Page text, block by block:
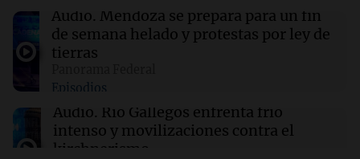
03:32 Mundo
Rescate invernal en la Antártida: un
estadounidense trasladado a hospital en
Nueva Zelanda
03:15 Recetas
Descubre los dulces más emblemáticos de las
Rías Baixas en Galicia
Audio. Mendoza se prepara para un fin
de semana helado y protestas por ley de
tierras
Episodios
Audio. Río Gallegos enfrenta frío
intenso y movilizaciones contra el
kirchnerismo